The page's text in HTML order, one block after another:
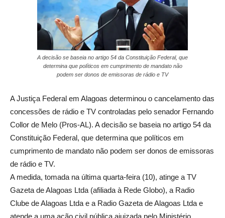
A decisão se baseia no artigo 54 da Constituição Federal, que
determina que políticos em cumprimento de mandato não
podem ser donos de emissoras de rádio e TV
A Justiça Federal em Alagoas determinou o cancelamento das
concessões de rádio e TV controladas pelo senador Fernando
Collor de Melo (Pros-AL). A decisão se baseia no artigo 54 da
Constituição Federal, que determina que políticos em
cumprimento de mandato não podem ser donos de emissoras
de rádio e TV.
A medida, tomada na última quarta-feira (10), atinge a TV
Gazeta de Alagoas Ltda (afiliada à Rede Globo), a Radio
Clube de Alagoas Ltda e a Radio Gazeta de Alagoas Ltda e